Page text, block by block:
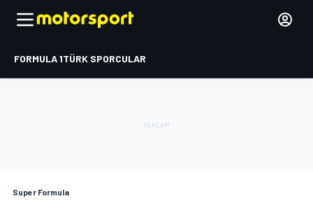
FORMULA 1TÜRK SPORCULAR
Super Formula